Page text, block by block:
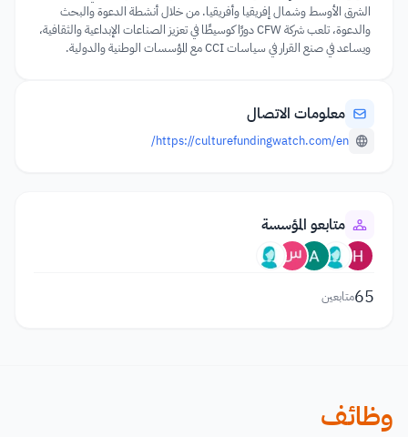
الشرق الأوسط وشمال إفريقيا وأفريقيا. من خلال أنشطة الدعوة والبحث
والدعوة، تلعب شركة CFW دورًا كوسيطًا في تعزيز الصناعات الإبداعية والثقافية،
ويساعد في صنع القرار في سياسات CCI مع المؤسسات الوطنية والدولية.
معلومات الاتصال
https://culturefundingwatch.com/en/
متابعو المؤسسة
65متابعين
وظائف